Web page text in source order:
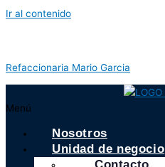
Ir al contenido
Refaccionaria Mario Garcia
Menú
Nosotros
Unidad de negocio